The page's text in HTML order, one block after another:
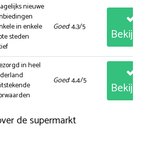
nieuwe
in enkele
steden
Goed: 4,3/5
in heel
Goed: 4,4/5
de supermarkt